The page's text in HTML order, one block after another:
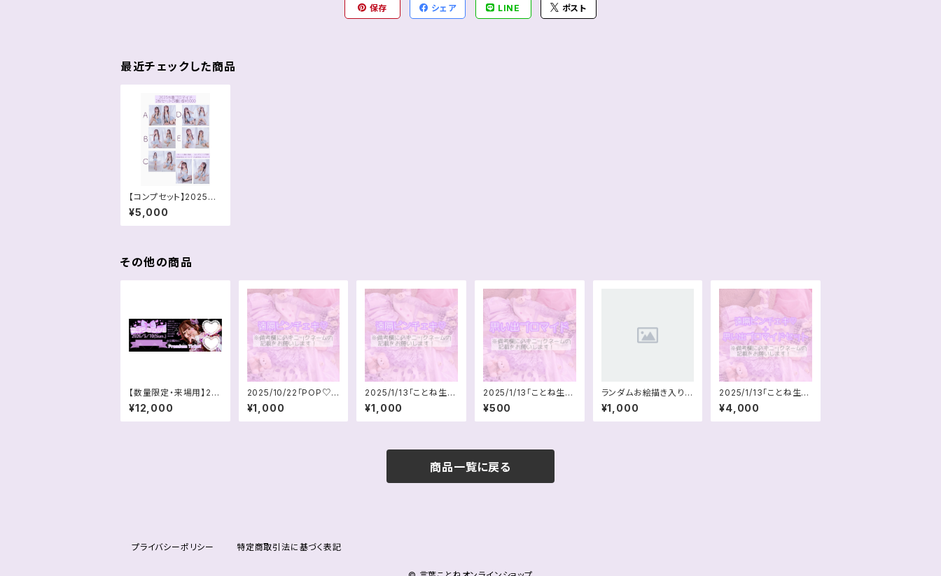
保存 シェア LINE ポスト
最近チェックした商品
【コンプセット】2025水
着ブロマイド
¥5,000
その他の商品
【数量限定・来場用】20
26/5/10 言葉ことねの
日プレミアムチケット
¥12,000
2025/10/22「POP♡T
UNE オオカミ衣装」遠
隔チェキ
¥1,000
2025/1/13「ことね生誕
ライブ2部(トリ衣装)」遠
隔ピンチェキ
¥1,000
2025/1/13「ことね生誕
ライブ2部」思い出ブロ
マイド
¥500
ランダムお絵描き入りチ
ェキ
¥1,000
2025/1/13「ことね生誕
ライブ1部+2部」遠隔チ
ェキ3枚+思い出ブロマ
イドセット
¥4,000
商品一覧に戻る
プライバシーポリシー 特定商取引法に基づく表記